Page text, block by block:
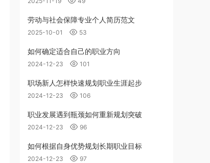
劳动与社会保障专业个人简历范文
2025-10-01 53
如何确定适合自己的职业方向
2024-12-23 101
职场新人怎样快速规划职业生涯起步
2024-12-23 106
职业发展遇到瓶颈如何重新规划突破
2024-12-23 96
如何根据自身优势规划长期职业目标
2024-12-23 97